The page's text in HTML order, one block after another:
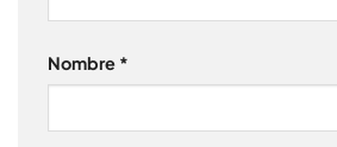
Nombre *